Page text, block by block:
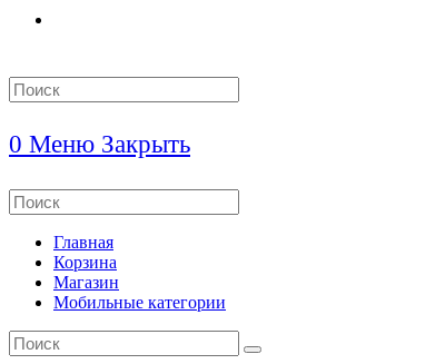
Search
this
0 Меню Закрыть
Search
this
websiteГлавная
Корзина
Магазин
Мобильные категории